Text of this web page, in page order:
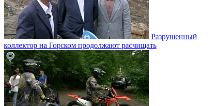
Разрушенный
коллектор на Горском продолжают расчищать